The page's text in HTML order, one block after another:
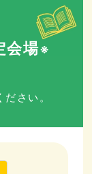
会場※
さい。